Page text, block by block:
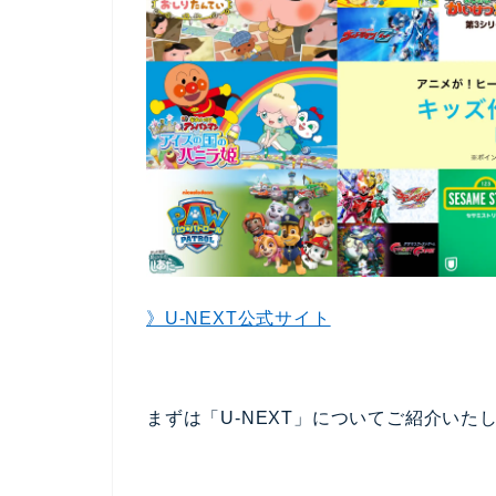
》U-NEXT公式サイト
まずは「U-NEXT」についてご紹介いた